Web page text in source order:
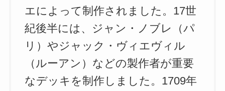
エによって制作されました。17世
紀後半には、ジャン・ノブレ（パ
リ）やジャック・ヴィエヴィル
（ルーアン）などの製作者が重要
なデッキを制作しました。1709年